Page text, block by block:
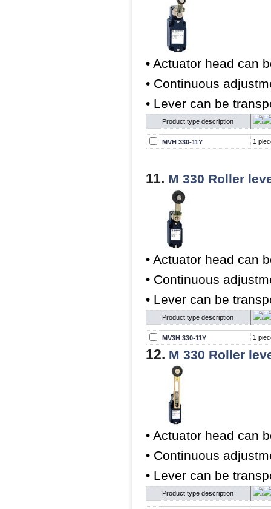
• Actuator head can
• Continuous
• Lever can be
Product type description
MVH 330-11Y 1
11. M 330 Roller
• Actuator head can
• Continuous
• Lever can be
Product type description
MV3H 330-11Y 1
12. M 330 Roller
• Actuator head can
• Continuous
• Lever can be
Product type description